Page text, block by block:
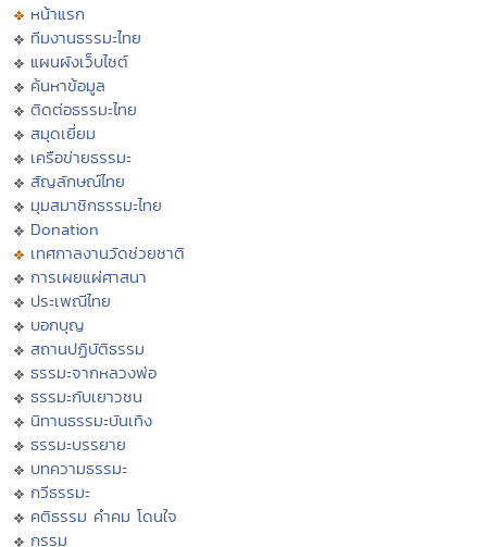
หน้าแรก
ทีมงานธรรมะไทย
แผนผังเว็บไซต์
ค้นหาข้อมูล
ติดต่อธรรมะไทย
สมุดเยี่ยม
เครือข่ายธรรมะ
สัญลักษณ์ไทย
มุมสมาชิกธรรมะไทย
Donation
เทศกาลงานวัดช่วยชาติ
การเผยแผ่ศาสนา
ประเพณีไทย
บอกบุญ
สถานปฏิบัติธรรม
ธรรมะจากหลวงพ่อ
ธรรมะกับเยาวชน
นิทานธรรมะบันเทิง
ธรรมะบรรยาย
บทความธรรมะ
กวีธรรมะ
คติธรรม คำคม โดนใจ
กรรม